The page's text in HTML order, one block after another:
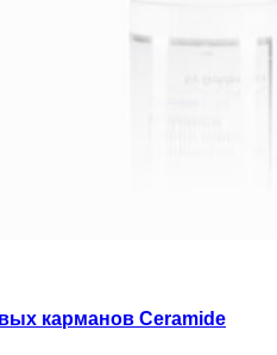
карманов Ceramide